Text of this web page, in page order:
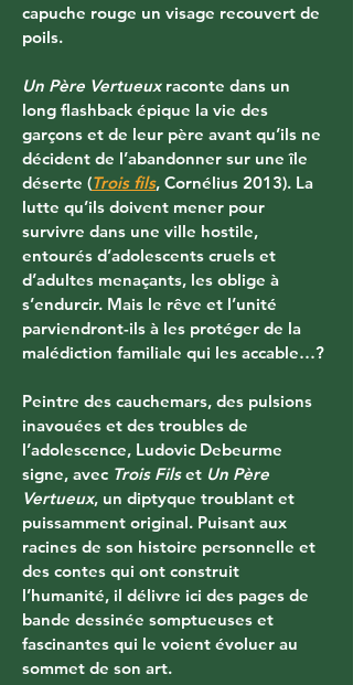
capuche rouge un visage recouvert de
poils.
Un Père Vertueux raconte dans un
long flashback épique la vie des
garçons et de leur père avant qu’ils ne
décident de l’abandonner sur une île
déserte (Trois fils, Cornélius 2013). La
lutte qu’ils doivent mener pour
survivre dans une ville hostile,
entourés d’adolescents cruels et
d’adultes menaçants, les oblige à
s’endurcir. Mais le rêve et l’unité
parviendront-ils à les protéger de la
malédiction familiale qui les accable…?
Peintre des cauchemars, des pulsions
inavouées et des troubles de
l’adolescence, Ludovic Debeurme
signe, avec Trois Fils et Un Père
Vertueux, un diptyque troublant et
puissamment original. Puisant aux
racines de son histoire personnelle et
des contes qui ont construit
l’humanité, il délivre ici des pages de
bande dessinée somptueuses et
fascinantes qui le voient évoluer au
sommet de son art.